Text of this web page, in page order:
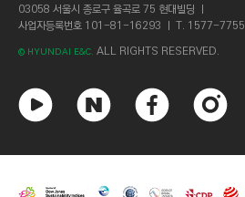
03058 서울시 종로구 율곡로 75 현대빌딩 ㅣ
사업자등록번호 101-81-16293 ㅣ T. 1577-7755
© HYUNDAI E&C. ALL RIGHTS RESERVED.
튜
브
이
이
스
스
타